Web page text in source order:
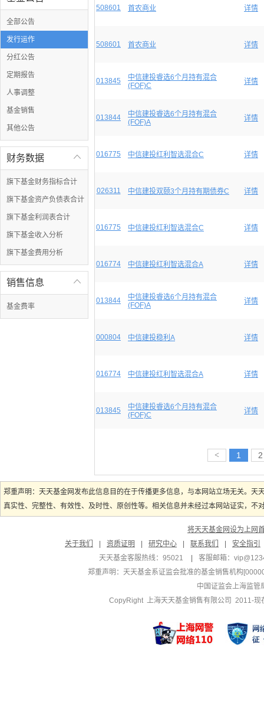
全部公告
发行运作
分红公告
定期报告
人事调整
基金销售
其他公告

财务数据
旗下基金财务指标合计
旗下基金资产负债表合计
旗下基金利润表合计
旗下基金收入分析
旗下基金费用分析

销售信息
基金费率
508601 首农商业 详情
508601 首农商业 详情
013845
中信建投睿选6个月持有混合
(FOF)C
详情
013844
中信建投睿选6个月持有混合
(FOF)A
详情
016775 中信建投红利智选混合C 详情
026311 中信建投双颐3个月持有期债券C 详情
016775 中信建投红利智选混合C 详情
016774 中信建投红利智选混合A 详情
013844
中信建投睿选6个月持有混合
(FOF)A
详情
000804 中信建投稳利A 详情
016774 中信建投红利智选混合A 详情
013845
中信建投睿选6个月持有混合
(FOF)C
详情
< 1 2
郑重声明：天天基金网发布此信息目的在于传播更多信息，与本网站立场无关。
真实性、完整性、有效性、及时性、原创性等。相关信息并未经过本网站证实，
将天天基金网设为上网
关于我们
资质证明 研究中心 联系我们
安全指引
天天基金客服热线：95021
客服邮箱：
郑重声明： 天天基金系证监会批准的基金销售机构
中国证监会上海监管
CopyRight 上海天天基金销售有限公司 2011-